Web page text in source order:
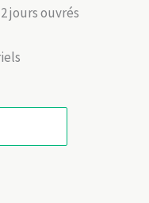
jours ouvrés